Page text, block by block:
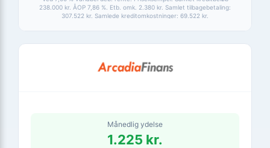
238.000 kr. ÅOP 7,86 %. Etb. omk. 2.380 kr. Samlet tilbagebetaling:
307.522 kr. Samlede kreditomkostninger: 69.522 kr.
Månedlig ydelse
1.225 kr.